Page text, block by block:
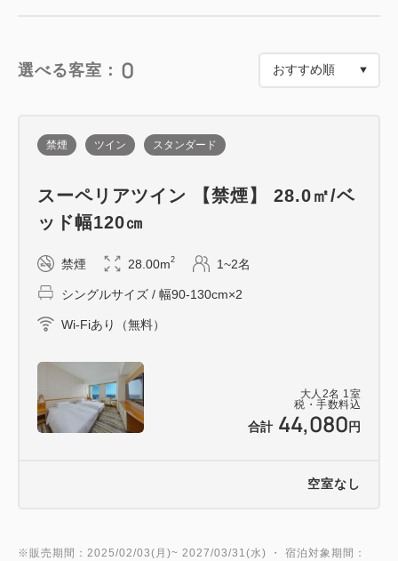
剤を入れてお風呂でゆっくり疲れを癒すのもよし、
り、素敵な夢をご覧ください☆
その③ ♪ご宿泊者限定のレストランご優待♪
同じビル内の12階・13階にあるタワーズプラザ・ゲ
ートタワープラザ レストラン街 約50店舗での優待特
典がございます。
合わせください。【一部除外店舗あり】
■レゴランドⓇチケットについてのご案内
を保証してます。現地でのチケット引き換えも不要。
チケットをお渡しいたします。お荷物はホテルにお預
選べる客室： 0
大人 2名 1 室
税・手数料込
合計 44,080 円
禁煙 ツイン スタンダード
スーペリアツイン 【禁煙】 28.0㎡/ベ
ッド幅120㎝
禁煙 28.00m2 1~2名
シングルサイズ / 幅90-130cm×2
Wi-Fiあり（無料）
空室なし
※販売期間：2025/02/03(月)~ 2027/03/31(水) ・ 宿泊対象期間：